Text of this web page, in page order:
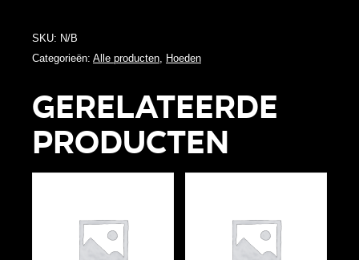
SKU: N/B
Categorieën: Alle producten Hoeden
Gerelateerde
producten